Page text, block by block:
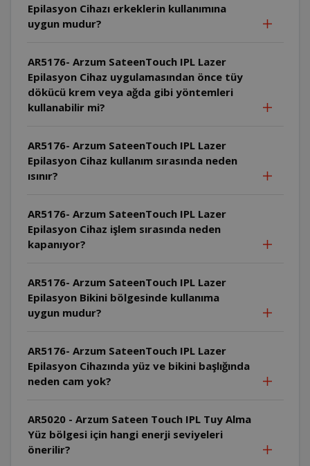
Epilasyon Cihazı erkeklerin kullanımına
uygun mudur?
AR5176- Arzum SateenTouch IPL Lazer
Epilasyon Cihaz uygulamasından önce tüy
dökücü krem veya ağda gibi yöntemleri
kullanabilir mi?
AR5176- Arzum SateenTouch IPL Lazer
Epilasyon Cihaz kullanım sırasında neden
ısınır?
AR5176- Arzum SateenTouch IPL Lazer
Epilasyon Cihaz işlem sırasında neden
kapanıyor?
AR5176- Arzum SateenTouch IPL Lazer
Epilasyon Bikini bölgesinde kullanıma
uygun mudur?
AR5176- Arzum SateenTouch IPL Lazer
Epilasyon Cihazında yüz ve bikini başlığında
neden cam yok?
AR5020 - Arzum Sateen Touch IPL Tuy Alma
Yüz bölgesi için hangi enerji seviyeleri
önerilir?